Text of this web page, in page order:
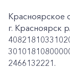
г. Красноярск
2466132221.